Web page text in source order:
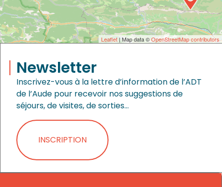
Leaflet| Map data ©OpenStreetMap contributors
Newsletter
Inscrivez-vous à la lettre d’information de l’ADT
de l’Aude pour recevoir nos suggestions de
séjours, de visites, de sorties…
INSCRIPTION